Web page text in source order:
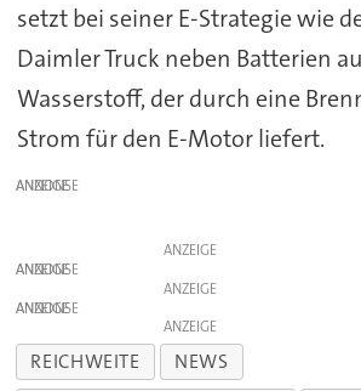
setzt bei seiner E-Strategie wie
Daimler Truck neben Batterien
Wasserstoff, der durch eine
Strom für den E-Motorliefert.
ANZEIGE
ANZEIGE
ANZEIGE
ANZEIGE
ANZEIGE
ANZEIGE
REICHWEITE
NEWS